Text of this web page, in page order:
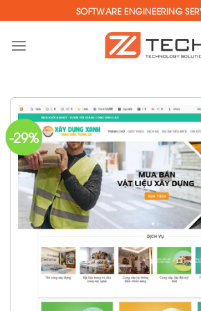
to
content
SOFTWARE ENGINEERING
-29%